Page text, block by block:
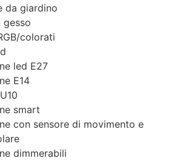
da giardino
gesso
colorati
led E27
E14
smart
con sensore di movimento e
dimmerabili